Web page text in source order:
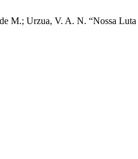
M.; Urzua, V. A. N. “Nossa